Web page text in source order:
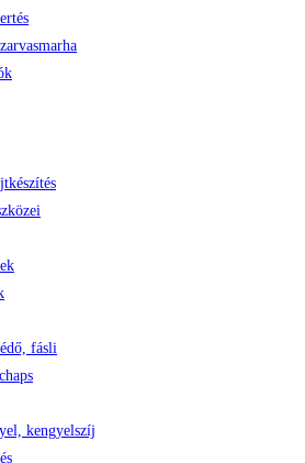
fásli
kengyelszíj